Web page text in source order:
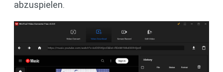
abzuspielen.